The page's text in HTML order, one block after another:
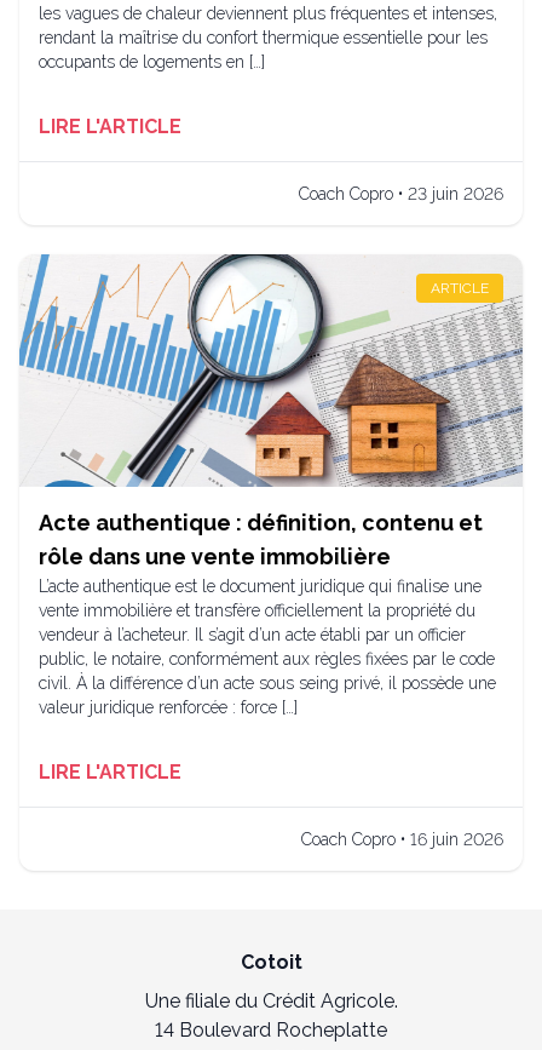
les vagues de chaleur deviennent plus fréquentes et intenses,
rendant la maîtrise du confort thermique essentielle pour les
occupants de logements en […]
LIRE L'ARTICLE
Coach Copro • 23 juin 2026
ARTICLE
Acte authentique : définition, contenu et
rôle dans une vente immobilière
L’acte authentique est le document juridique qui finalise une
vente immobilière et transfère officiellement la propriété du
vendeur à l’acheteur. Il s’agit d’un acte établi par un officier
public, le notaire, conformément aux règles fixées par le code
civil. À la différence d’un acte sous seing privé, il possède une
valeur juridique renforcée : force […]
LIRE L'ARTICLE
Coach Copro • 16 juin 2026
Cotoit
Une filiale du Crédit Agricole.
14 Boulevard Rocheplatte